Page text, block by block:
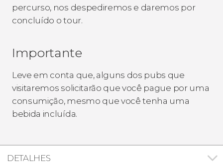
percurso, nos despediremos e daremos por
concluído o tour.
Importante
Leve em conta que, alguns dos pubs que
visitaremos solicitarão que você pague por uma
consumição, mesmo que você tenha uma
bebida incluída.
DETALHES